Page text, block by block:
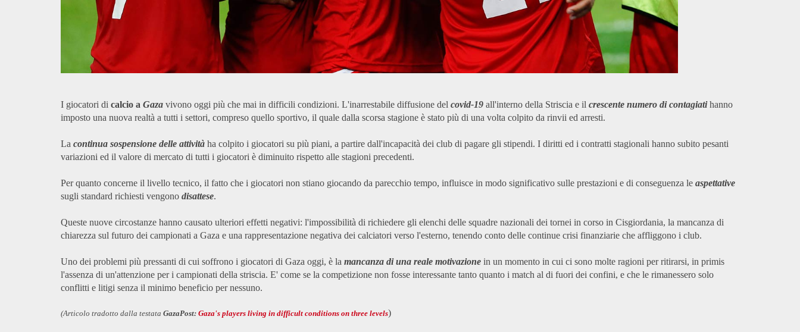
I giocatori di calcio a Gaza vivono oggi più che mai in difficili condizioni. L'inarrestabile diffusione del covid-19 all'interno della Striscia e il crescente numero di contagiati hanno
imposto una nuova realtà a tutti i settori, compreso quello sportivo, il quale dalla scorsa stagione è stato più di una volta colpito da rinvii ed arresti.
La continua sospensione delle attività ha colpito i giocatori su più piani, a partire dall'incapacità dei club di pagare gli stipendi. I diritti ed i contratti stagionali hanno subito pesanti
variazioni ed il valore di mercato di tutti i giocatori è diminuito rispetto alle stagioni precedenti.
Per quanto concerne il livello tecnico, il fatto che i giocatori non stiano giocando da parecchio tempo, influisce in modo significativo sulle prestazioni e di conseguenza le aspettative
sugli standard richiesti vengono disattese.
Queste nuove circostanze hanno causato ulteriori effetti negativi: l'impossibilità di richiedere gli elenchi delle squadre nazionali dei tornei in corso in Cisgiordania, la mancanza di
chiarezza sul futuro dei campionati a Gaza e una rappresentazione negativa dei calciatori verso l'esterno, tenendo conto delle continue crisi finanziarie che affliggono i club.
Uno dei problemi più pressanti di cui soffrono i giocatori di Gaza oggi, è la mancanza di una reale motivazione in un momento in cui ci sono molte ragioni per ritirarsi, in primis
l'assenza di un'attenzione per i campionati della striscia. E' come se la competizione non fosse interessante tanto quanto i match al di fuori dei confini, e che le rimanessero solo
conflitti e litigi senza il minimo beneficio per nessuno.
(Articolo tradotto dalla testata GazaPost: Gaza's players living in difficult conditions on three levels)